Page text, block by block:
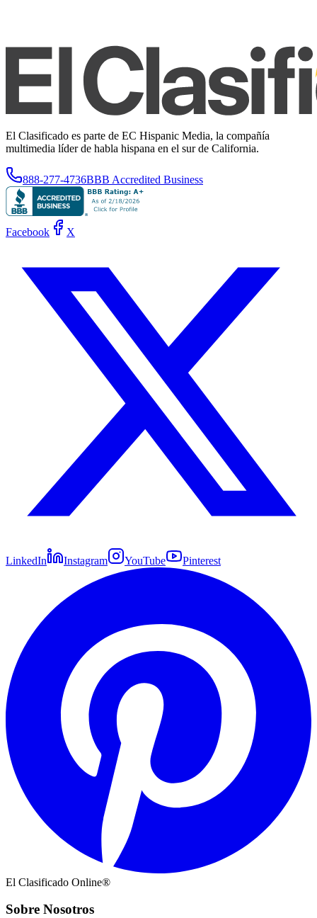
El Clasificado es parte de EC Hispanic Media, la compañía
multimedia líder de habla hispana en el sur de California.
888-277-4736BBB Accredited Business
Facebook X
LinkedIn Instagram YouTube Pinterest
El Clasificado Online®
Sobre Nosotros